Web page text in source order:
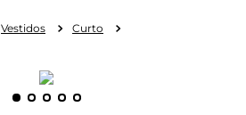
Vestidos Curto